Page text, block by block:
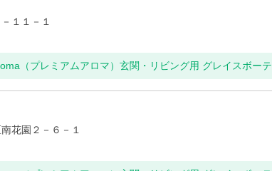
１１－１
（プレミアムアロマ）玄関・リビング用 グレイスボーテ
花園２－６－１